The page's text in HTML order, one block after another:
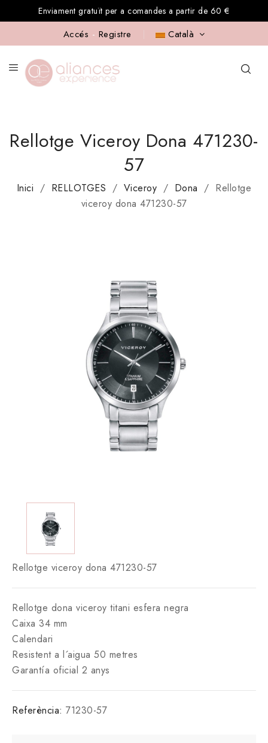
Enviament gratuït per a comandes a partir de 60 €
Català
Accés - Registre
Rellotge Viceroy Dona 471230-
57
Inici RELLOTGES Viceroy Dona
Rellotge
viceroy dona 471230-57
Rellotge viceroy dona 471230-57
Rellotge dona viceroy titani esfera negra
Caixa 34 mm
Calendari
Resistent a l´aigua 50 metres
Garantía oficial 2 anys
Referència: 71230-57